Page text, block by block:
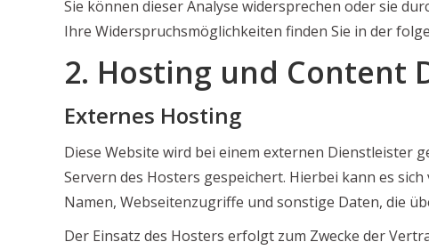
Sie können dieser Analyse widersprechen oder sie
Ihre Widerspruchsmöglichkeiten finden Sie in der
2. Hosting und Content
Externes Hosting
Diese Website wird bei einem externen Dienstleister
Servern des Hosters gespeichert. Hierbei kann es
Namen, Webseitenzugriffe und sonstige Daten, die
Der Einsatz des Hosters erfolgt zum Zwecke der